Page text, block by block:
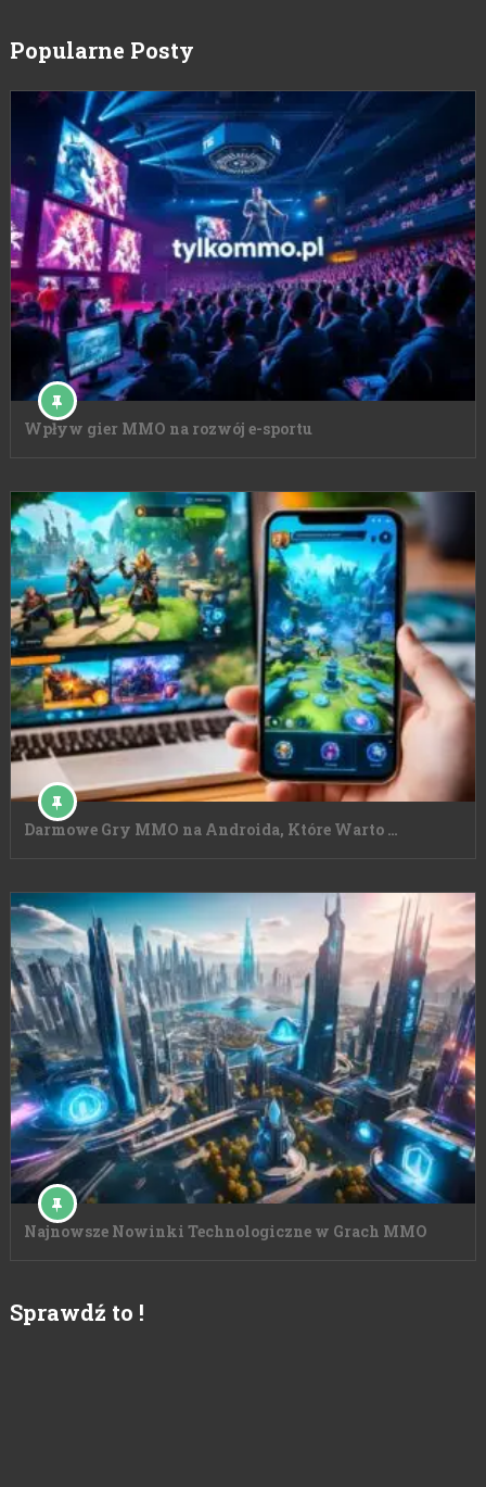
Popularne Posty
Wpływ gier MMO na rozwój e-sportu
Darmowe Gry MMO na Androida, Które Warto …
Najnowsze Nowinki Technologiczne w Grach MMO
Sprawdź to !